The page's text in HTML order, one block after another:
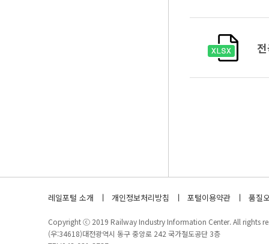
레일포털 소개 개인정보처리방침 포털이용약관 품질
Copyright ⓒ 2019 Railway Industry Information Center. All rights
(우:34618)대전광역시 동구 중앙로 242 국가철도공단 3층